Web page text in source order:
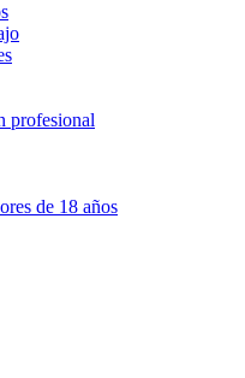
profesional
de 18 años